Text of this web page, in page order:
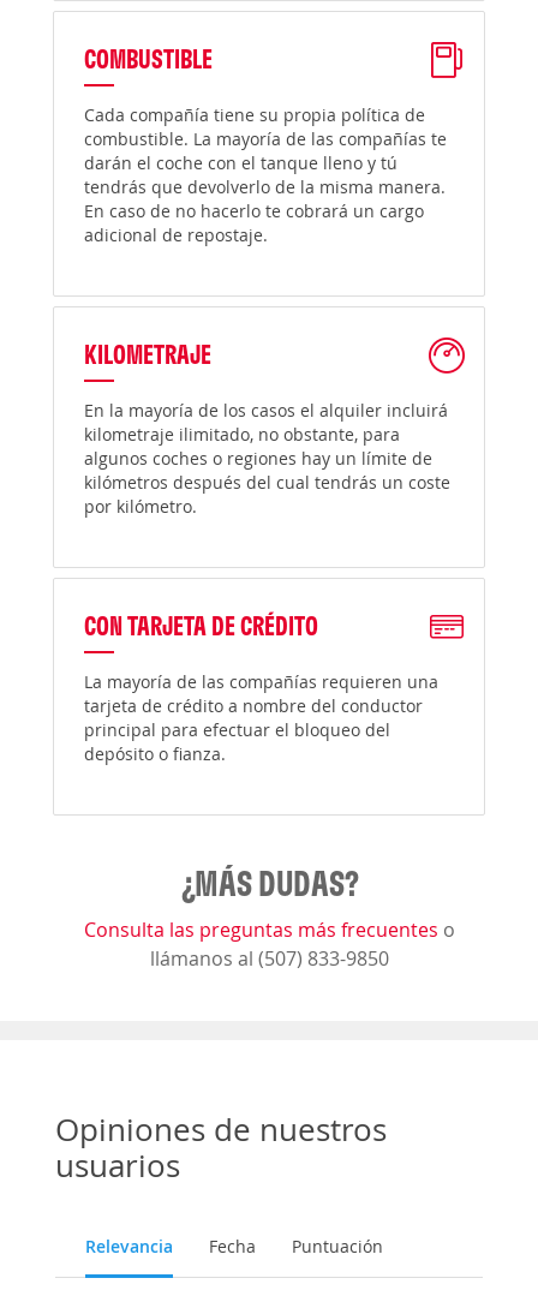
COMBUSTIBLE
Cada compañía tiene su propia política de
combustible. La mayoría de las compañías te
darán el coche con el tanque lleno y tú
tendrás que devolverlo de la misma manera.
En caso de no hacerlo te cobrará un cargo
adicional de repostaje.
KILOMETRAJE
En la mayoría de los casos el alquiler incluirá
kilometraje ilimitado, no obstante, para
algunos coches o regiones hay un límite de
kilómetros después del cual tendrás un coste
por kilómetro.
CON TARJETA DE CRÉDITO
La mayoría de las compañías requieren una
tarjeta de crédito a nombre del conductor
principal para efectuar el bloqueo del
depósito o fianza.
¿MÁS DUDAS?
Consulta las preguntas más frecuentes o
llámanos al (507) 833-9850
Opiniones de nuestros
usuarios
Relevancia Fecha Puntuación